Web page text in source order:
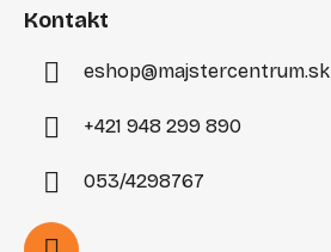
Kontakt
eshop@majstercentrum.sk
+421 948 299 890
053/4298767